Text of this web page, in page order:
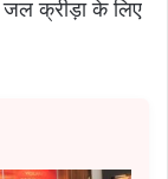
जल क्रीड़ा के लिए